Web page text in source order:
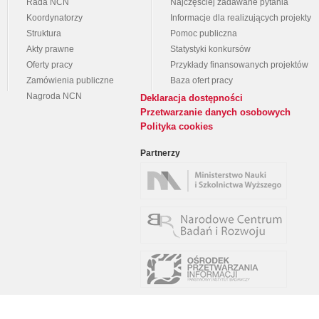
Rada NCN
Koordynatorzy
Struktura
Akty prawne
Oferty pracy
Zamówienia publiczne
Nagroda NCN
Najczęściej zadawane pytania
Informacje dla realizujących projekty
Pomoc publiczna
Statystyki konkursów
Przykłady finansowanych projektów
Baza ofert pracy
Deklaracja dostępności
Przetwarzanie danych osobowych
Polityka cookies
Partnerzy